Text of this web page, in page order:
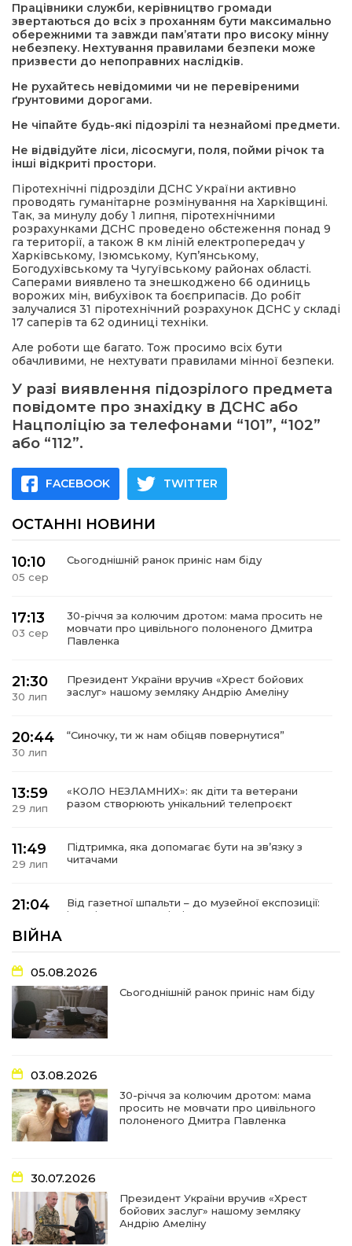
Працівники служби, керівництво громади
звертаються до всіх з проханням бути максимально
обережними та завжди пам’ятати про високу мінну
небезпеку. Нехтування правилами безпеки може
призвести до непоправних наслідків.
Не рухайтесь невідомими чи не перевіреними
ґрунтовими дорогами.
Не чіпайте будь-які підозрілі та незнайомі предмети.
Не відвідуйте ліси, лісосмуги, поля, пойми річок та
інші відкриті простори.
Піротехнічні підрозділи ДСНС України активно
проводять гуманітарне розмінування на Харківщині.
Так, за минулу добу 1 липня, піротехнічними
розрахунками ДСНС проведено обстеження понад 9
га території, а також 8 км ліній електропередач у
Харківському, Ізюмському, Куп’янському,
Богодухівському та Чугуївському районах області.
Саперами виявлено та знешкоджено 66 одиниць
ворожих мін, вибухівок та боєприпасів. До робіт
залучалися 31 піротехнічний розрахунок ДСНС у складі
17 саперів та 62 одиниці техніки.
Але роботи ще багато. Тож просимо всіх бути
обачливими, не нехтувати правилами мінної безпеки.
У разі виявлення підозрілого предмета
повідомте про знахідку в ДСНС або
Нацполіцію за телефонами “101”, “102”
або “112”.
FACEBOOK TWITTER
ОСТАННІ НОВИНИ
10:10
05 сер
Сьогоднішній ранок приніс нам біду
17:13
03 сер
30-річчя за колючим дротом: мама просить не
мовчати про цивільного полоненого Дмитра
Павленка
21:30
30 лип
Президент України вручив «Хрест бойових
заслуг» нашому земляку Андрію Амеліну
20:44
30 лип
“Синочку, ти ж нам обіцяв повернутися”
13:59
29 лип
«КОЛО НЕЗЛАМНИХ»: як діти та ветерани
разом створюють унікальний телепроєкт
11:49
29 лип
Підтримка, яка допомагає бути на зв’язку з
читачами
21:04
Від газетної шпальти – до музейної експозиції:
історії Героїв Барвінківщини стали частиною
17:18
27 лип
У Барвінківській громаді вшанували людей
найгуманнішої професії
16:29
22 лип
Медики Барвінківської громади
вдосконалюють професійні навички
15:09
22 лип
У Пригожому з дітьми та їх батьками
працювали фахівці благодійного фонду
07:17
“Мені й досі сниться син”: чотири роки світлої
11:06
20 лип
За дві доби — серія ворожих ударів по
Барвінківській громаді
ВІЙНА
05.08.2026
Сьогоднішній ранок приніс нам біду
03.08.2026
30-річчя за колючим дротом: мама
просить не мовчати про цивільного
полоненого Дмитра Павленка
30.07.2026
Президент України вручив «Хрест
бойових заслуг» нашому земляку
Андрію Амеліну